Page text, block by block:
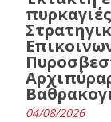
04/08/2026